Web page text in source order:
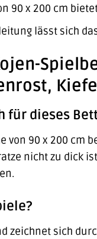
90 x 200 cm
lässt sich
für dieses
von 90 x 200 cm
nicht zu dick
zeichnet sich